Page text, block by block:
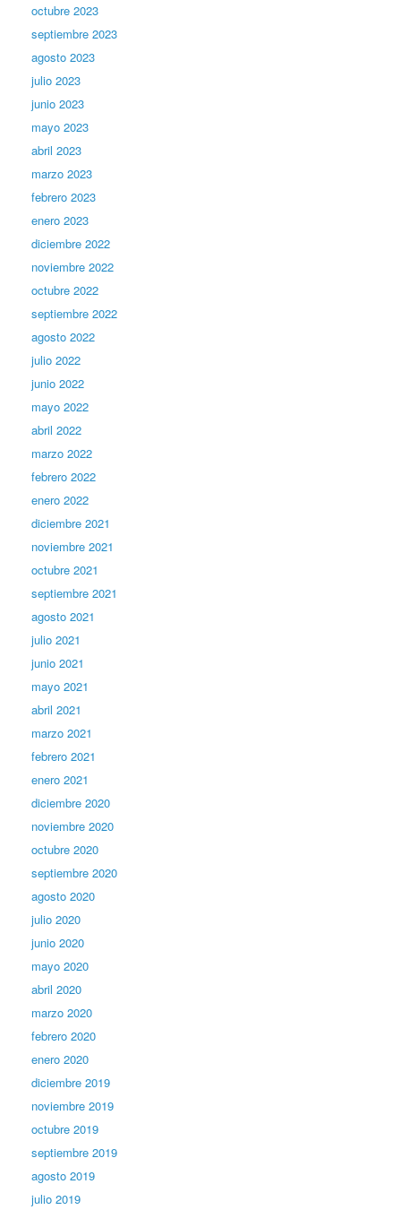
octubre 2023
septiembre 2023
agosto 2023
julio 2023
junio 2023
mayo 2023
abril 2023
marzo 2023
febrero 2023
enero 2023
diciembre 2022
noviembre 2022
octubre 2022
septiembre 2022
agosto 2022
julio 2022
junio 2022
mayo 2022
abril 2022
marzo 2022
febrero 2022
enero 2022
diciembre 2021
noviembre 2021
octubre 2021
septiembre 2021
agosto 2021
julio 2021
junio 2021
mayo 2021
abril 2021
marzo 2021
febrero 2021
enero 2021
diciembre 2020
noviembre 2020
octubre 2020
septiembre 2020
agosto 2020
julio 2020
junio 2020
mayo 2020
abril 2020
marzo 2020
febrero 2020
enero 2020
diciembre 2019
noviembre 2019
octubre 2019
septiembre 2019
agosto 2019
julio 2019